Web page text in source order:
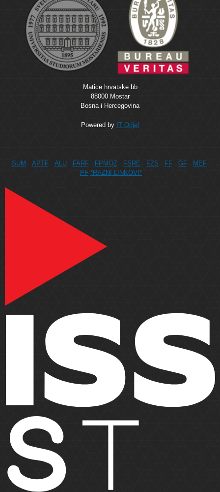
Matice hrvatske bb
88000 Mostar
Bosna i Hercegovina
Powered by IT Odjel
SUM APTF ALU FARF FPMOZ FSRE FZS FF GF
MEF
PF *RAZNI LINKOVI*